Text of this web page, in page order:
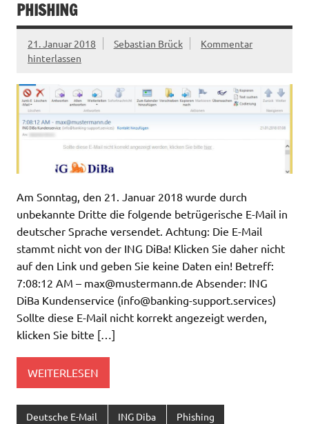
PHISHING
21. Januar 2018 Sebastian Brück
Kommentar
hinterlassen
Am Sonntag, den 21. Januar 2018 wurde durch
unbekannte Dritte die folgende betrügerische E-Mail in
deutscher Sprache versendet. Achtung: Die E-Mail
stammt nicht von der ING DiBa! Klicken Sie daher nicht
auf den Link und geben Sie keine Daten ein! Betreff:
7:08:12 AM – max@mustermann.de Absender: ING
DiBa Kundenservice (info@banking-support.services)
Sollte diese E-Mail nicht korrekt angezeigt werden,
klicken Sie bitte […]
WEITERLESEN
Deutsche E-Mail ING Diba Phishing